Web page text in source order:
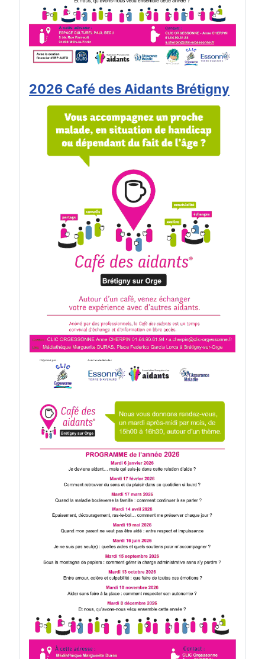
2026 Café des Aidants Brétigny